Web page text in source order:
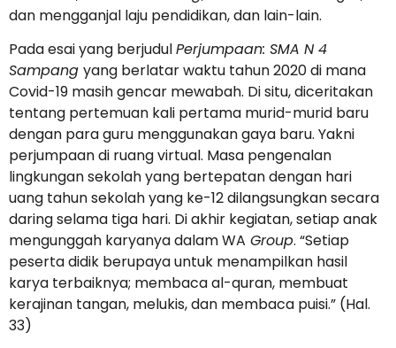
dan mengganjal laju pendidikan, dan lain-lain.
Pada esai yang berjudulPerjumpaan: SMA N 4
Sampang yang berlatar waktu tahun 2020 di mana
Covid-19 masih gencar mewabah. Di situ, diceritakan
tentang pertemuan kali pertama murid-murid baru
dengan para guru menggunakan gaya baru. Yakni
perjumpaan di ruang virtual. Masa pengenalan
lingkungan sekolah yang bertepatan dengan hari
uang tahun sekolah yang ke-12 dilangsungkan secara
daring selama tiga hari. Di akhir kegiatan, setiap anak
mengunggah karyanya dalam WA Group. “Setiap
peserta didik berupaya untuk menampilkan hasil
karya terbaiknya; membaca al-quran, membuat
kerajinan tangan, melukis, dan membaca puisi.” (Hal.
33)